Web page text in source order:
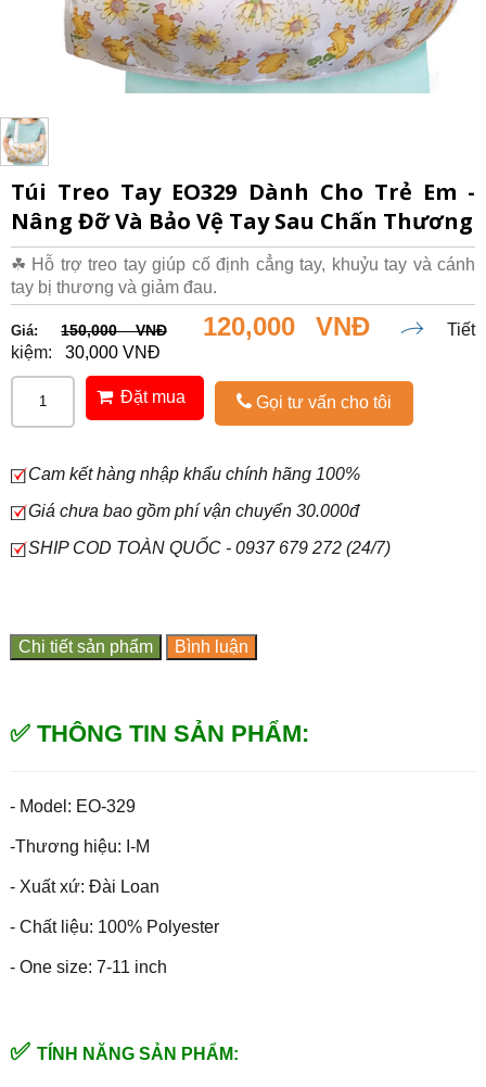
Túi Treo Tay EO329 Dành Cho Trẻ Em -
Nâng Đỡ Và Bảo Vệ Tay Sau Chấn Thương
☘ Hỗ trợ treo tay giúp cố định cẳng tay, khuỷu tay và cánh
tay bị thương và giảm đau.
Giá: 150,000 VNĐ 120,000 VNĐ
Tiết
kiệm:
30,000 VNĐ
Đặt mua Gọi tư vấn cho tôi
Cam kết hàng nhập khẩu chính hãng 100%
Giá chưa bao gồm phí vận chuyển 30.000đ
SHIP COD TOÀN QUỐC - 0937 679 272 (24/7)
Chi tiết sản phẩm Bình luận
✅ THÔNG TIN SẢN PHẨM:
- Model: EO-329
-Thương hiệu: I-M
- Xuất xứ: Đài Loan
- Chất liệu: 100% Polyester
- One size: 7-11 inch
✅ TÍNH NĂNG SẢN PHẨM: